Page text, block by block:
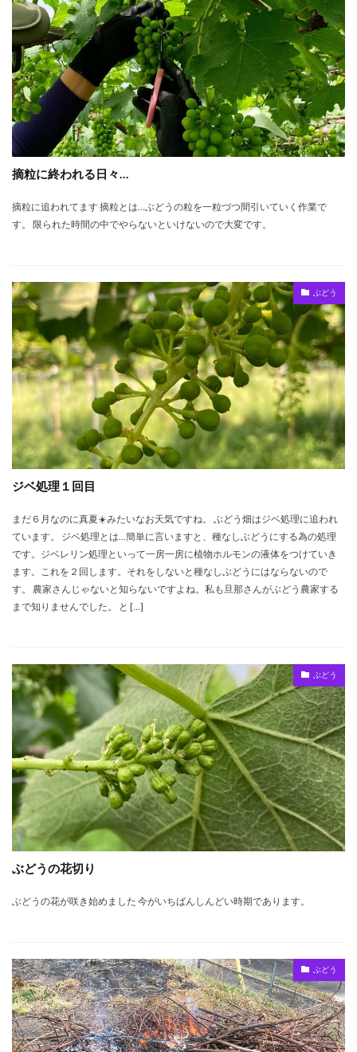
摘粒に終われる日々…
摘粒に追われてます 摘粒とは…ぶどうの粒を一粒づつ間引いていく作業で
す。 限られた時間の中でやらないといけないので大変です。
ぶどう
ジベ処理１回目
まだ６月なのに真夏☀️みたいなお天気ですね。 ぶどう畑はジベ処理に追われ
ています。 ジベ処理とは…簡単に言いますと、種なしぶどうにする為の処理
です。ジベレリン処理といって一房一房に植物ホルモンの液体をつけていき
ます。これを２回します。それをしないと種なしぶどうにはならないので
す。 農家さんじゃないと知らないですよね。私も旦那さんがぶどう農家する
まで知りませんでした。 と […]
ぶどう
ぶどうの花切り
ぶどうの花が咲き始めました 今がいちばんしんどい時期であります。
ぶどう